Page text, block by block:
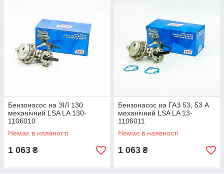
Бензонасос на ЗІЛ 130
механічний LSA LA 130-
1106010
Немає в наявності
1 063 ₴
Бензонасос на ГАЗ 53, 53 А
механічний LSA LA 13-
1106011
Немає в наявності
1 063 ₴